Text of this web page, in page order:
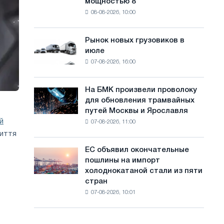
й
фотоэлектрическую
МВт
целей
обезуглероживания
мощностью 8
08-08-2026, 10:00
Рынок
новых
грузовиков
Рынок новых грузовиков в
июле
07-08-2026, 16:00
На
БМК
произвели
трамвайных
путей
На БМК произвели проволоку
для обновления трамвайных
путей Москвы и Ярославля
07-08-2026, 11:00
объявил
окончательные
ЕС объявил окончательные
пошлины на импорт
холоднокатаной стали из пяти
стран
07-08-2026, 10:01